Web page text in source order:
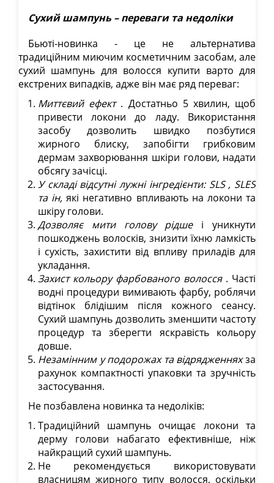
Сухий шампунь – переваги та недоліки
Бьюті-новинка - це не альтернатива
традиційним миючим косметичним засобам, але
сухий шампунь для волосся купити варто для
екстрених випадків, адже він має ряд переваг:
Миттєвий ефект. Достатньо 5 хвилин, щоб
привести локони до ладу. Використання
засобу дозволить швидко позбутися
жирного блиску, запобігти грибковим
дермам захворювання шкіри голови, надати
обсягу зачісці.
У складі відсутні лужні інгредієнти: SLS , SLES
та ін, які негативно впливають на локони та
шкіру голови.
Дозволяє мити голову рідшеі уникнути
пошкоджень волосків, знизити їхню ламкість
і сухість, захистити від впливу приладів для
укладання.
Захист кольору фарбованого волосся. Часті
водні процедури вимивають фарбу, роблячи
відтінок блідішим після кожного сеансу.
Сухий шампунь дозволить зменшити частоту
процедур та зберегти яскравість кольору
довше.
Незамінним у подорожах та відрядженняхза
рахунок компактності упаковки та зручність
застосування.
Не позбавлена новинка та недоліків:
Традиційний шампунь очищає локони та
дерму голови набагато ефективніше, ніж
найкращий сухий шампунь.
Не рекомендується використовувати
власницям жирного типу волосся, оскільки